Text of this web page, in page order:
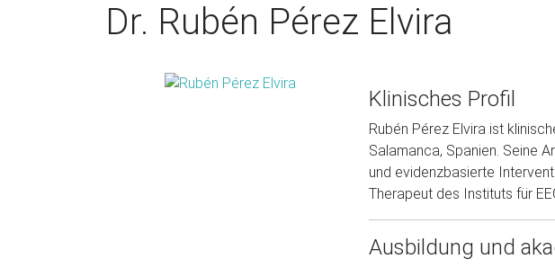
Dr. Rubén Pérez Elvira
Klinisches Profil
Rubén Pérez Elvira ist
Salamanca, Spanien. Seine
und evidenzbasierte
Therapeut des Instituts für
Ausbildung und